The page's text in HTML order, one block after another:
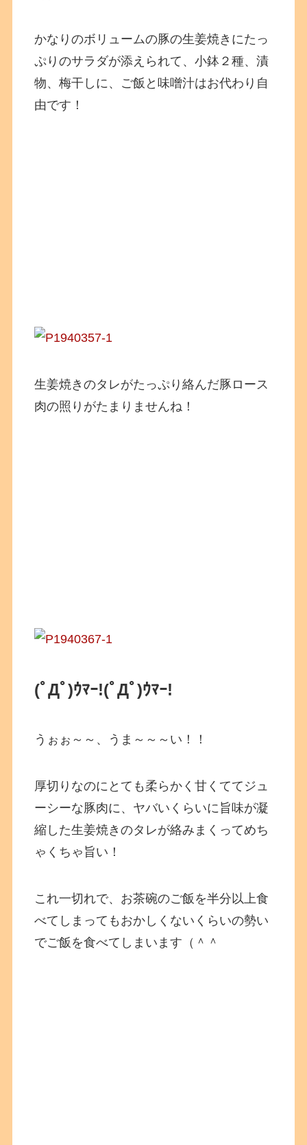
かなりのボリュームの豚の生姜焼きにたっ
ぷりのサラダが添えられて、小鉢２種、漬
物、梅干しに、ご飯と味噌汁はお代わり自
由です！
生姜焼きのタレがたっぷり絡んだ豚ロース
肉の照りがたまりませんね！
(ﾟДﾟ)ｳﾏｰ!(ﾟДﾟ)ｳﾏｰ!
うぉぉ～～、うま～～～い！！
厚切りなのにとても柔らかく甘くててジュ
ーシーな豚肉に、ヤバいくらいに旨味が凝
縮した生姜焼きのタレが絡みまくってめち
ゃくちゃ旨い！
これ一切れで、お茶碗のご飯を半分以上食
べてしまってもおかしくないくらいの勢い
でご飯を食べてしまいます（＾＾